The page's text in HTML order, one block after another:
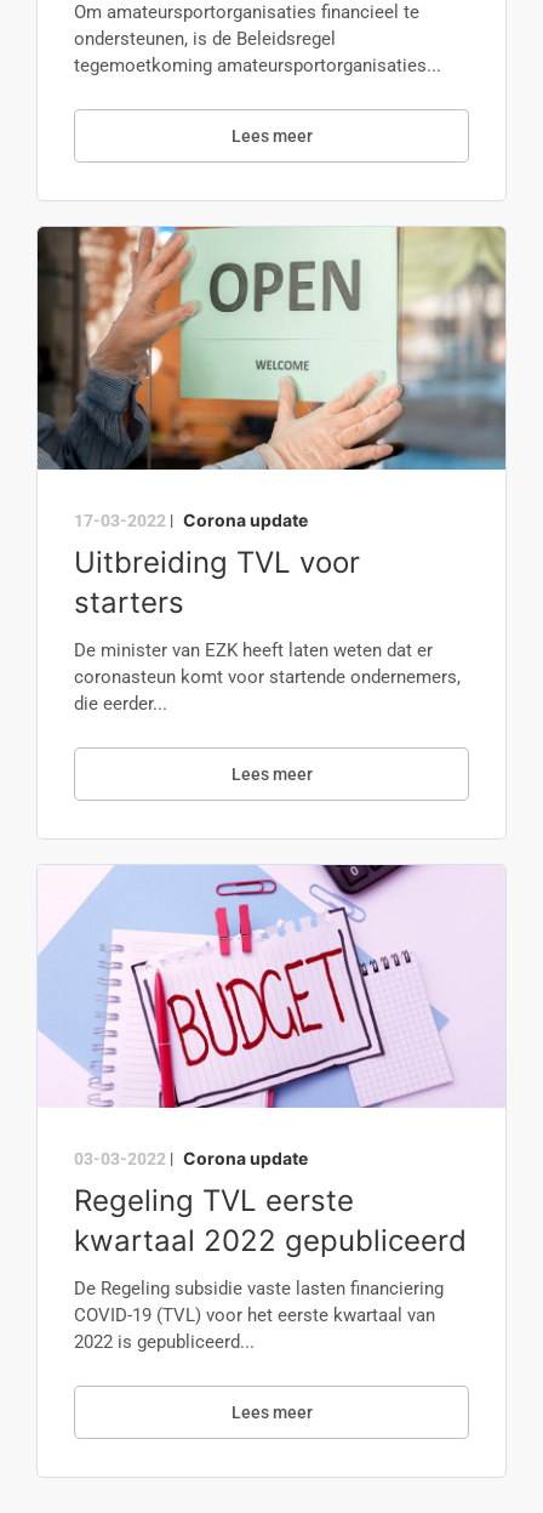
Om amateursportorganisaties financieel te
ondersteunen, is de Beleidsregel
tegemoetkoming amateursportorganisaties...
Lees meer
17-03-2022 | Corona update
Uitbreiding TVL voor
starters
De minister van EZK heeft laten weten dat er
coronasteun komt voor startende ondernemers,
die eerder...
Lees meer
03-03-2022 | Corona update
Regeling TVL eerste
kwartaal 2022 gepubliceerd
De Regeling subsidie vaste lasten financiering
COVID-19 (TVL) voor het eerste kwartaal van
2022 is gepubliceerd...
Lees meer